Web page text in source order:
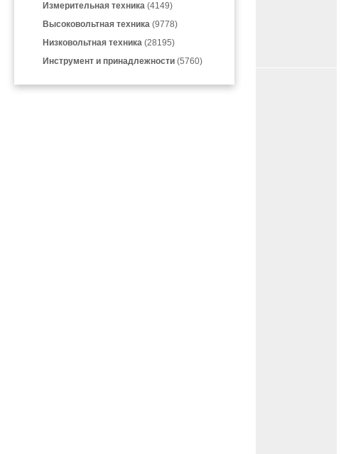
Измерительная техника (4149)
Высоковольтная техника (9778)
Низковольтная техника (28195)
Инструмент и принадлежности (5760)